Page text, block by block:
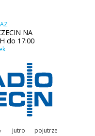
NA
do 17:00
jutro pojutrze